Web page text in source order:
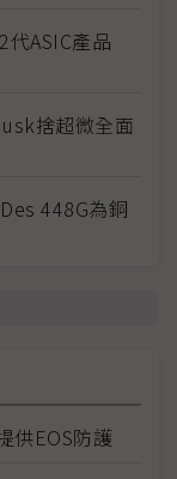
ASIC產品
捨超微全面
448G為銅
供EOS防護